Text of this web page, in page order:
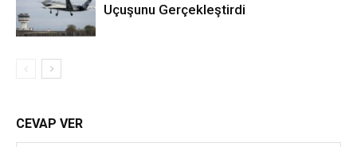
Uçuşunu Gerçekleştirdi
CEVAP VER